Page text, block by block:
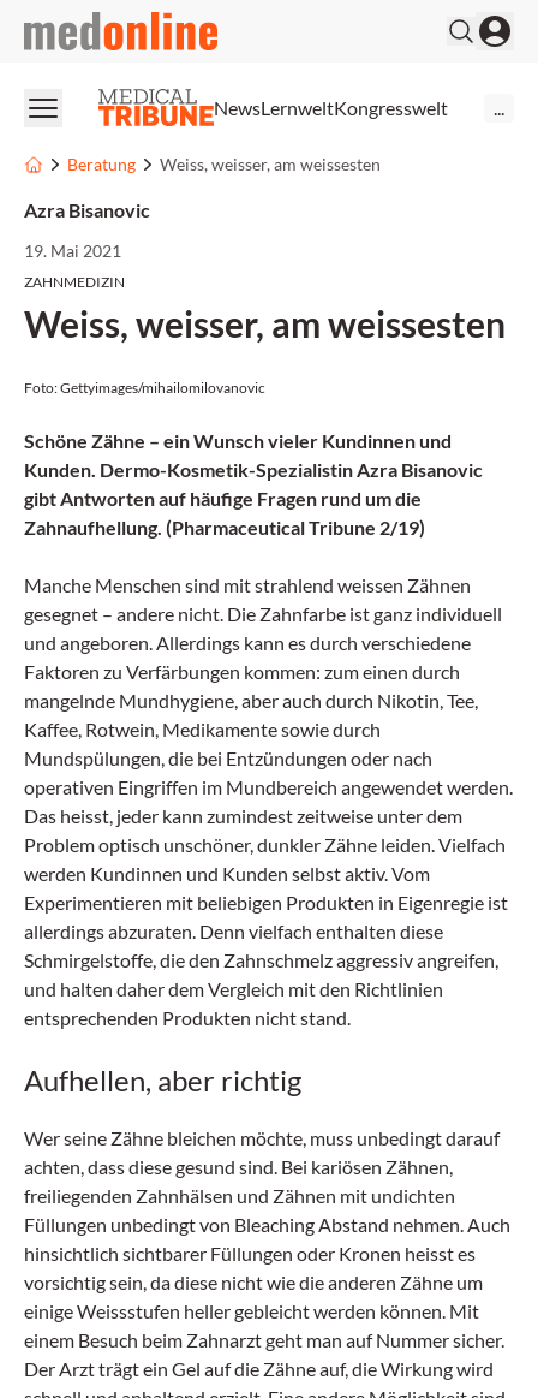
medonline
NewsLernweltKongresswelt
Beratung Weiss, weisser, am weissesten
Azra Bisanovic
19. Mai 2021
ZAHNMEDIZIN
Weiss, weisser, am weissesten
Foto: Gettyimages/mihailomilovanovic
Schöne Zähne – ein Wunsch vieler Kundinnen und
Kunden. Dermo-Kosmetik-Spezialistin Azra Bisanovic
gibt Antworten auf häufige Fragen rund um die
Zahnaufhellung. (Pharmaceutical Tribune 2/19)
Manche Menschen sind mit strahlend weissen Zähnen
gesegnet – andere nicht. Die Zahnfarbe ist ganz individuell
und angeboren. Allerdings kann es durch verschiedene
Faktoren zu Verfärbungen kommen: zum einen durch
mangelnde Mundhygiene, aber auch durch Nikotin, Tee,
Kaffee, Rotwein, Medikamente sowie durch
Mundspülungen, die bei Entzündungen oder nach
operativen Eingriffen im Mundbereich angewendet werden.
Das heisst, jeder kann zumindest zeitweise unter dem
Problem optisch unschöner, dunkler Zähne leiden. Vielfach
werden Kundinnen und Kunden selbst aktiv. Vom
Experimentieren mit beliebigen Produkten in Eigenregie ist
allerdings abzuraten. Denn vielfach enthalten diese
Schmirgelstoffe, die den Zahnschmelz aggressiv angreifen,
und halten daher dem Vergleich mit den Richtlinien
entsprechenden Produkten nicht stand.
Aufhellen, aber richtig
Wer seine Zähne bleichen möchte, muss unbedingt darauf
achten, dass diese gesund sind. Bei kariösen Zähnen,
freiliegenden Zahnhälsen und Zähnen mit undichten
Füllungen unbedingt von Bleaching Abstand nehmen. Auch
hinsichtlich sichtbarer Füllungen oder Kronen heisst es
vorsichtig sein, da diese nicht wie die anderen Zähne um
einige Weissstufen heller gebleicht werden können. Mit
einem Besuch beim Zahnarzt geht man auf Nummer sicher.
Der Arzt trägt ein Gel auf die Zähne auf, die Wirkung wird